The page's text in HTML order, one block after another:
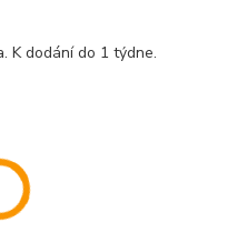
K dodání do 1 týdne.